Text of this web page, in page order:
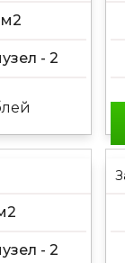
м2
- 2
- 2